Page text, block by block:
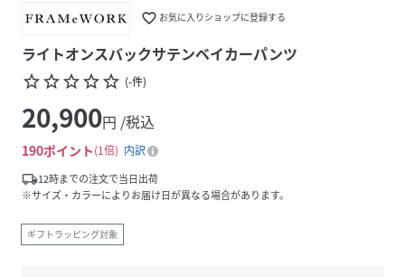
favorite_border お気に入りショップに登録する
ライトオンスバックサテンベイカーパンツ
star_borderstar_borderstar_borderstar_borderstar_border (-件)
20,900円 /税込
190ポイント 1倍
内訳
local_shipping12時までの注文で当日出荷
※サイズ・カラーによりお届け日が異なる場合があります。
ギフトラッピング対象